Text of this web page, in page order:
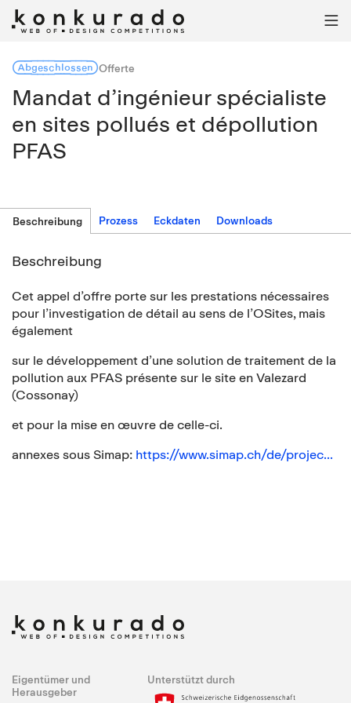

AbgeschlossenOfferte
Mandat d’ingénieur spécialiste
en sites pollués et dépollution
PFAS
Beschreibung Prozess Eckdaten Downloads
Beschreibung
Cet appel d’offre porte sur les prestations nécessaires
pour l’investigation de détail au sens de l’OSites, mais
également
sur le développement d’une solution de traitement de la
pollution aux PFAS présente sur le site en Valezard
(Cossonay)
et pour la mise en œuvre de celle-ci.
annexes sous Simap: https://www.simap.ch/de/projec...
Eigentümer und
Herausgeber
Unterstützt durch